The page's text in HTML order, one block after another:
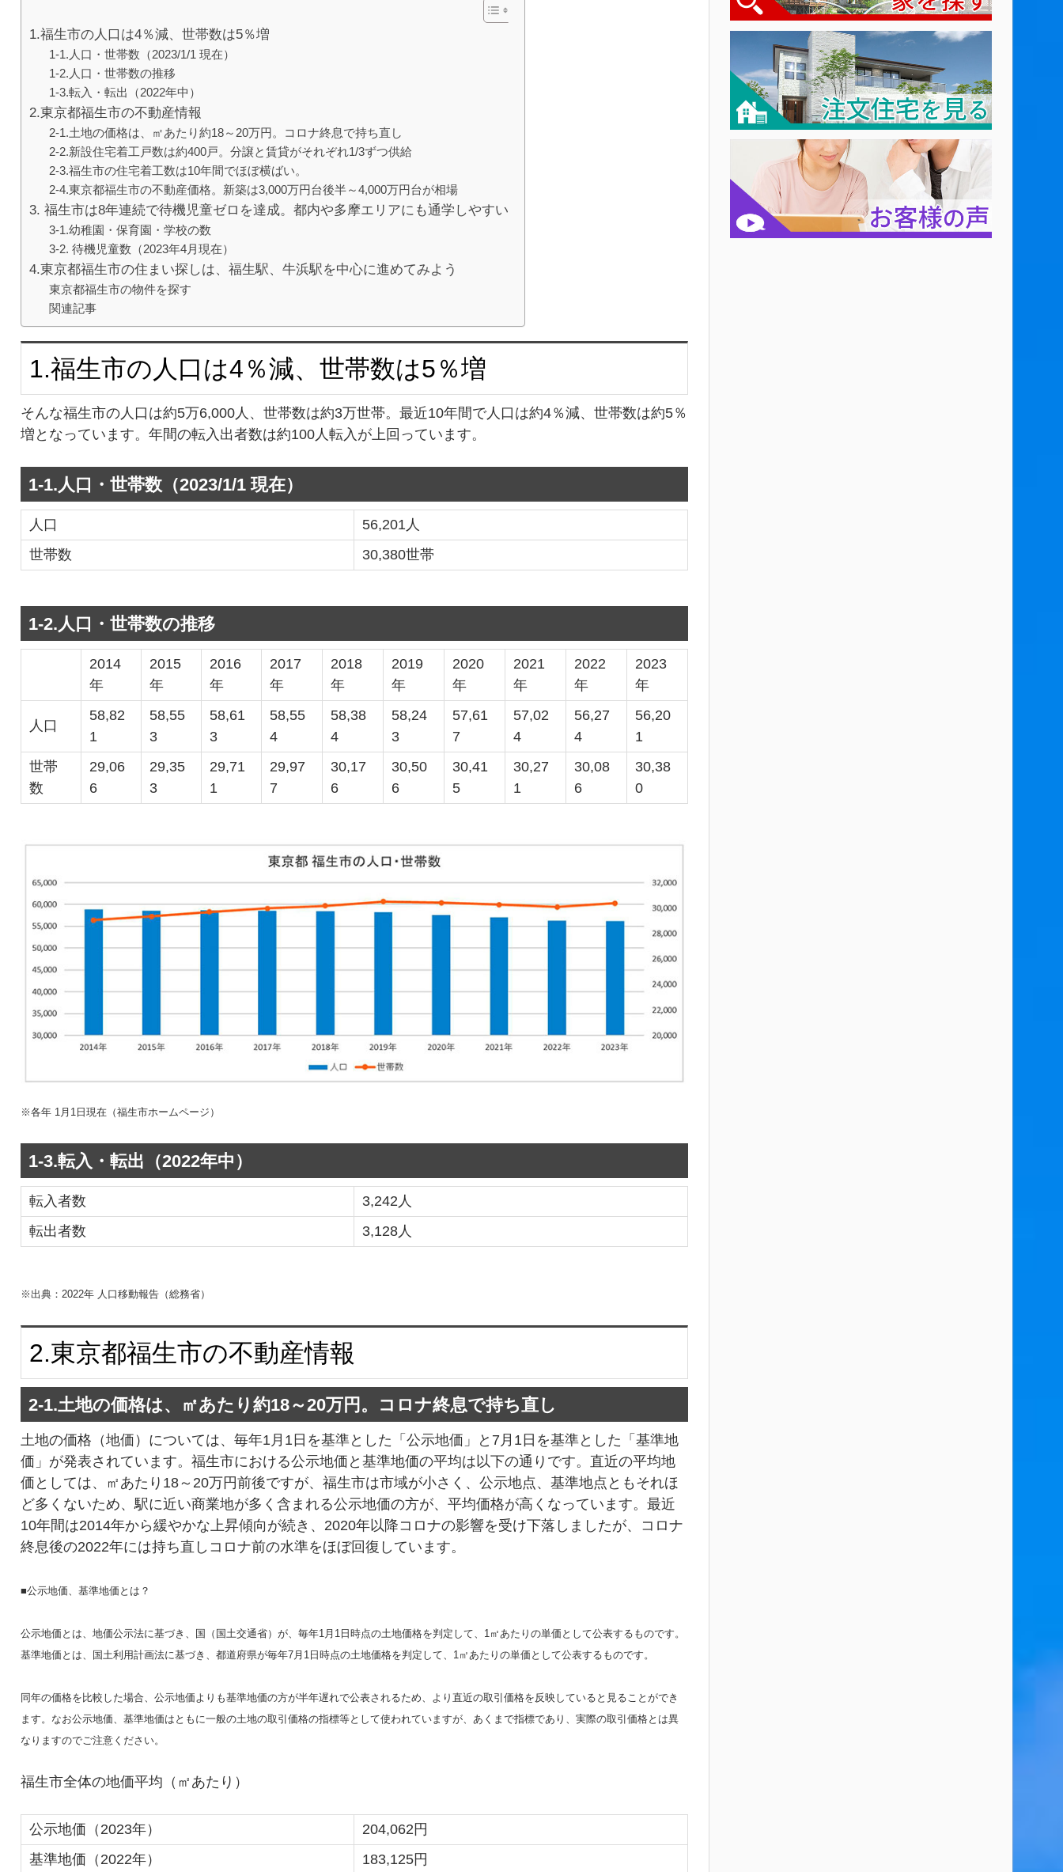
1.福生市の人口は4％減、世帯数は5％増
1-1.人口・世帯数（2023/1/1 現在）
1-2.人口・世帯数の推移
1-3.転入・転出（2022年中）
2.東京都福生市の不動産情報
2-1.土地の価格は、㎡あたり約18～20万円。コロナ終息で持ち直し
2-2.新設住宅着工戸数は約400戸。分譲と賃貸がそれぞれ1/3ずつ供給
2-3.福生市の住宅着工数は10年間でほぼ横ばい。
2-4.東京都福生市の不動産価格。新築は3,000万円台後半～4,000万円台が相場
3. 福生市は8年連続で待機児童ゼロを達成。都内や多摩エリアにも通学しやすい
3-1.幼稚園・保育園・学校の数
3-2. 待機児童数（2023年4月現在）
4.東京都福生市の住まい探しは、福生駅、牛浜駅を中心に進めてみよう
東京都福生市の物件を探す
関連記事
1.福生市の人口は4％減、世帯数は5％増
そんな福生市の人口は約5万6,000人、世帯数は約3万世帯。最近10年間で人口は約4％減、世帯数は約5％
増となっています。年間の転入出者数は約100人転入が上回っています。
1-1.人口・世帯数（2023/1/1 現在）
人口
56,201人
世帯数
30,380世帯
1-2.人口・世帯数の推移
2014
年
2015
年
2016
年
2017
年
2018
年
2019
年
2020
年
2021
年
2022
年
2023
年
人口
58,82
1
58,55
3
58,61
3
58,55
4
58,38
4
58,24
3
57,61
7
57,02
4
56,27
4
56,20
1
世帯
数
29,06
6
29,35
3
29,71
1
29,97
7
30,17
6
30,50
6
30,41
5
30,27
1
30,08
6
30,38
0
※各年 1月1日現在（福生市ホームページ）
1-3.転入・転出（2022年中）
転入者数
3,242人
転出者数
3,128人
※出典：2022年 人口移動報告（総務省）
2.東京都福生市の不動産情報
2-1.土地の価格は、㎡あたり約18～20万円。コロナ終息で持ち直し
土地の価格（地価）については、毎年1月1日を基準とした「公示地価」と7月1日を基準とした「基準地
価」が発表されています。福生市における公示地価と基準地価の平均は以下の通りです。直近の平均地
価としては、㎡あたり18～20万円前後ですが、福生市は市域が小さく、公示地点、基準地点ともそれほ
ど多くないため、駅に近い商業地が多く含まれる公示地価の方が、平均価格が高くなっています。最近
10年間は2014年から緩やかな上昇傾向が続き、2020年以降コロナの影響を受け下落しましたが、コロナ
終息後の2022年には持ち直しコロナ前の水準をほぼ回復しています。
■公示地価、基準地価とは？
公示地価とは、地価公示法に基づき、国（国土交通省）が、毎年1月1日時点の土地価格を判定して、1㎡あたりの単価として公表するものです。
基準地価とは、国土利用計画法に基づき、都道府県が毎年7月1日時点の土地価格を判定して、1㎡あたりの単価として公表するものです。
同年の価格を比較した場合、公示地価よりも基準地価の方が半年遅れで公表されるため、より直近の取引価格を反映していると見ることができ
ます。なお公示地価、基準地価はともに一般の土地の取引価格の指標等として使われていますが、あくまで指標であり、実際の取引価格とは異
なりますのでご注意ください。
福生市全体の地価平均（㎡あたり）
公示地価（2023年）
204,062円
基準地価（2022年）
183,125円